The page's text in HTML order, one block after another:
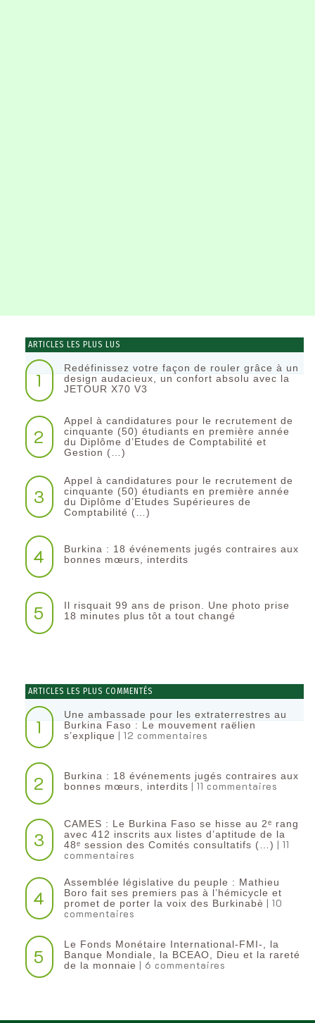
ARTICLES LES PLUS LUS
1
Redéfinissez votre façon de rouler grâce à un
design audacieux, un confort absolu avec la
JETOUR X70 V3
2
Appel à candidatures pour le recrutement de
cinquante (50) étudiants en première année
du Diplôme d’Etudes de Comptabilité et
Gestion (…)
3
Appel à candidatures pour le recrutement de
cinquante (50) étudiants en première année
du Diplôme d’Etudes Supérieures de
Comptabilité (…)
4
Burkina : 18 événements jugés contraires aux
bonnes mœurs, interdits
5
Il risquait 99 ans de prison. Une photo prise
18 minutes plus tôt a tout changé
ARTICLES LES PLUS COMMENTÉS
1
Une ambassade pour les extraterrestres au
Burkina Faso : Le mouvement raëlien
s’explique | 12 commentaires
2
Burkina : 18 événements jugés contraires aux
bonnes mœurs, interdits | 11 commentaires
3
CAMES : Le Burkina Faso se hisse au 2ᵉ rang
avec 412 inscrits aux listes d’aptitude de la
48ᵉ session des Comités consultatifs (…) | 11
commentaires
4
Assemblée législative du peuple : Mathieu
Boro fait ses premiers pas à l’hémicycle et
promet de porter la voix des Burkinabè | 10
commentaires
5
Le Fonds Monétaire International-FMI-, la
Banque Mondiale, la BCEAO, Dieu et la rareté
de la monnaie | 6 commentaires